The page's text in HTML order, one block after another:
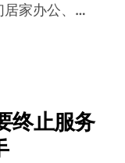
居家办公、…
终止服务